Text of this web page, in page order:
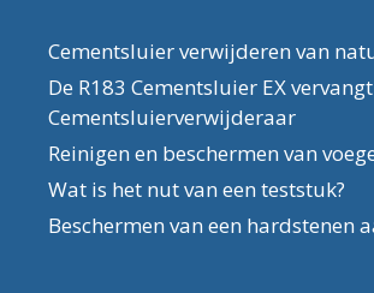
Cementsluier verwijderen van
De R183 Cementsluier EX
Cementsluierverwijderaar
Reinigen en beschermen van
Wat is het nut van een teststuk?
Beschermen van een hardstenen